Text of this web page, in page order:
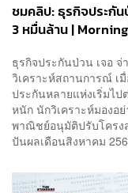
ชมคลิป: ธุรกิจประกั
3 หมื่นล้าน |
ธุรกิจประกันป่วน เจอ
วิเคราะห์สถานการณ์ เ
ประกันหลายแห่งเริ่มไ
หนัก นักวิเคราะห์มองอ
พาณิชย์อนุมัติปรับโครง
ปันผลเดือนสิงหาคม